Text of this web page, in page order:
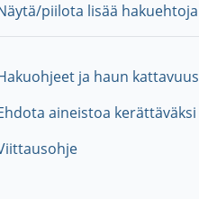
piilota lisää hakuehtoja
ja haun kattavuus
aineistoa kerättäväksi